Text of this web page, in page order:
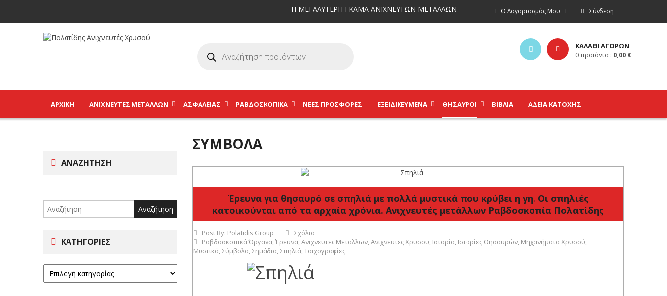
Σύνδεση
Ο Λογαριασμός Μου
Η ΜΕΓΑΛΥΤΕΡΗ ΓΚΑΜΑ ΑΝΙΧΝΕΥΤΩΝ ΜΕΤΑΛΛΩΝ
ΚΑΛΑΘΙ ΑΓΟΡΩΝ
0προϊόντα : 0,00 €
ΑΡΧΙΚΉ ΑΝΙΧΝΕΥΤΈΣ ΜΕΤΆΛΛΩΝ ΑΣΦΑΛΕΊΑΣ ΡΑΒΔΟΣΚΟΠΙΚΆ ΝΕΕΣ ΠΡΟΣΦΟΡΕΣ ΕΞΕΙΔΙΚΕΥΜΈΝΑ ΘΗΣΑΥΡΟΊ ΒΙΒΛΊΑ ΑΔΕΙΑ ΚΑΤΟΧΗΣ
ΑΝΑΖΉΤΗΣΗ
for:
ΚΑΤΗΓΟΡΊΕΣ
ΣΎΜΒΟΛΑ
Έρευνα για θησαυρό σε σπηλιά με πολλά μυστικά που κρύβει η γη. Οι σπηλιές
κατοικούνται από τα αρχαία χρόνια. Ανιχνευτές μετάλλων Ραβδοσκοπία Πολατίδης
Post By: Polatidis Group
Σχόλιο
Ραβδοσκοπικά Όργανα,Έρευνα,Ανιχνευτες Μεταλλων,Ανιχνευτες Χρυσου, Ιστορία, Ιστορίες Θησαυρών, Μηχανήματα Χρυσού,
Μυστικά,Σύμβολα,Σημάδια,Σπηλιά,Τοιχογραφίες